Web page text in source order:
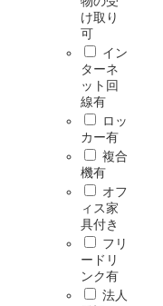
け取り
可
イン
ターネ
ット回
線有
ロッ
カー有
複合
機有
オフ
ィス家
具付き
フリ
ードリ
ンク有
法人